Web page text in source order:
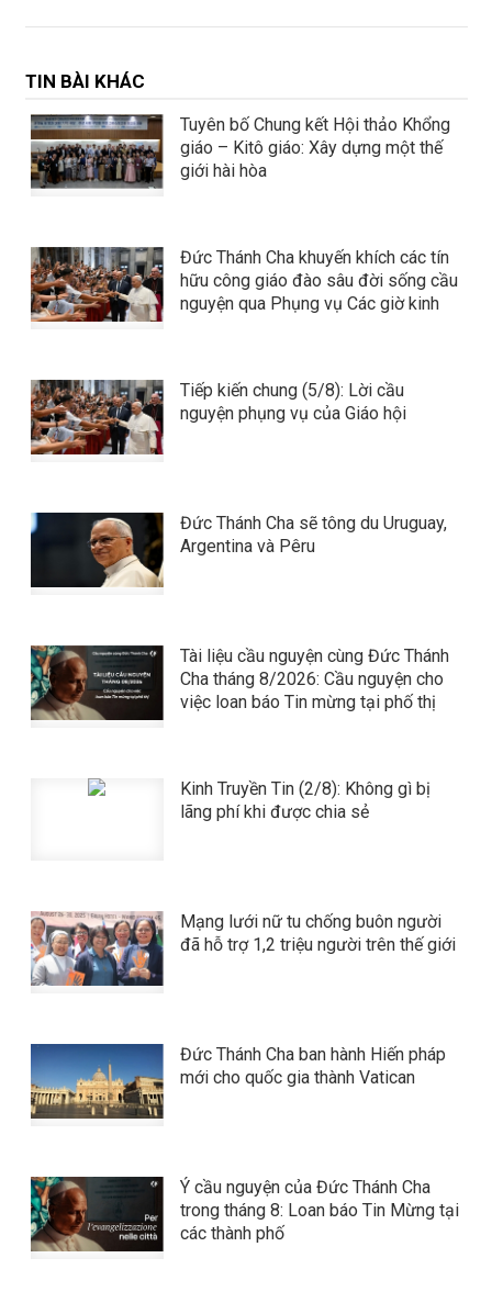
TIN BÀI KHÁC
Tuyên bố Chung kết Hội thảo Khổng
giáo – Kitô giáo: Xây dựng một thế
giới hài hòa
Đức Thánh Cha khuyến khích các tín
hữu công giáo đào sâu đời sống cầu
nguyện qua Phụng vụ Các giờ kinh
Tiếp kiến chung (5/8): Lời cầu
nguyện phụng vụ của Giáo hội
Đức Thánh Cha sẽ tông du Uruguay,
Argentina và Pêru
Tài liệu cầu nguyện cùng Đức Thánh
Cha tháng 8/2026: Cầu nguyện cho
việc loan báo Tin mừng tại phố thị
Kinh Truyền Tin (2/8): Không gì bị
lãng phí khi được chia sẻ
Mạng lưới nữ tu chống buôn người
đã hỗ trợ 1,2 triệu người trên thế giới
Đức Thánh Cha ban hành Hiến pháp
mới cho quốc gia thành Vatican
Ý cầu nguyện của Đức Thánh Cha
trong tháng 8: Loan báo Tin Mừng tại
các thành phố